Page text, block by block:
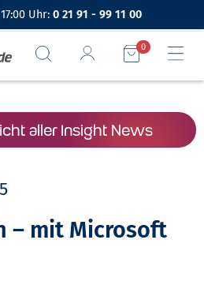
Uhr: 0 21 91 - 99 11 00
0
aller Insight News
– mit Microsoft